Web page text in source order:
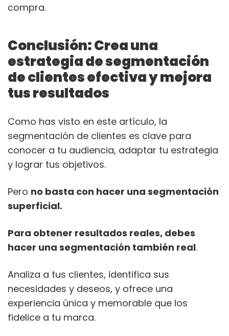
compra.
Conclusión: Crea una
estrategia de segmentación
de clientes efectiva y mejora
tus resultados
Como has visto en este artículo, la
segmentación de clientes es clave para
conocer a tu audiencia, adaptar tu estrategia
y lograr tus objetivos.
Pero no basta con hacer una segmentación
superficial.
Para obtener resultados reales, debes
hacer una segmentación también real.
Analiza a tus clientes, identifica sus
necesidades y deseos, y ofrece una
experiencia única y memorable que los
fidelice a tu marca.